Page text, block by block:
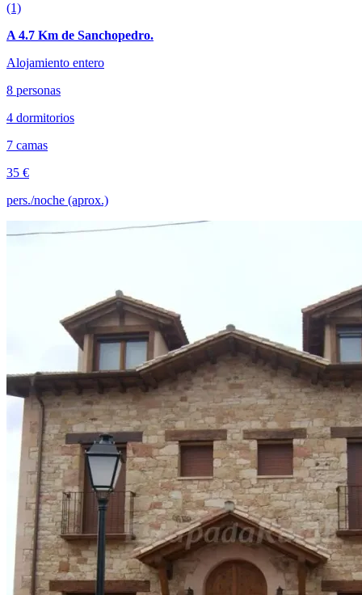
(1)
A 4.7 Km de Sanchopedro.
Alojamiento entero
8 personas
4 dormitorios
7 camas
35 €
pers./noche (aprox.)